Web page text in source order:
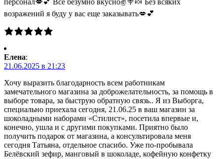
возражений я буду у вас еще заказывать💋💕
Елена:
21.06.2025 в 21:23
Хочу выразить благодарность всем работникам
замечательного магазина за доброжелательность, за помощь в
выборе товара, за быструю обратную связь.. Я из Выборга,
специально приехала сегодня, 21.06.25 в ваш магазин за
шоколадными наборами «Стилист», посетила впервые и,
конечно, ушла и с другими покупками. Приятно было
получить подарок от магазина, а консультировала меня
сегодня Татьяна, отдельное спасибо. Уже по-пробывала
Белёвский зефир, манговый в шоколаде, кофейную конфетку